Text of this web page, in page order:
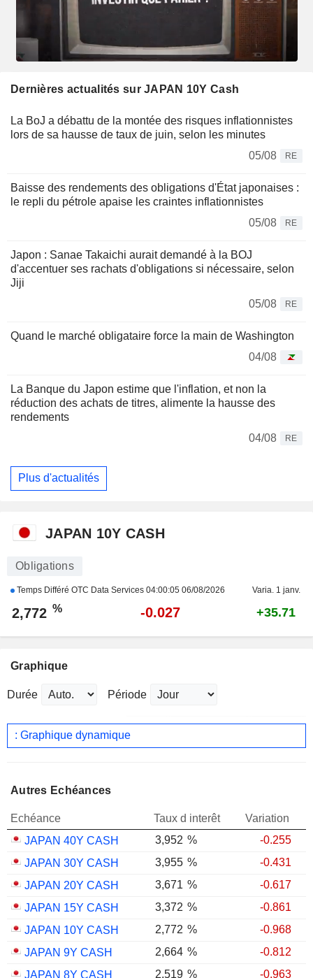
Dernières actualités sur JAPAN 10Y Cash
La BoJ a débattu de la montée des risques inflationnistes
lors de sa hausse de taux de juin, selon les minutes
05/08
RE
Baisse des rendements des obligations d'État japonaises :
le repli du pétrole apaise les craintes inflationnistes
05/08
RE
Japon : Sanae Takaichi aurait demandé à la BOJ
d'accentuer ses rachats d'obligations si nécessaire, selon
Jiji
05/08
RE
Quand le marché obligataire force la main de Washington
04/08
La Banque du Japon estime que l'inflation, et non la
réduction des achats de titres, alimente la hausse des
rendements
04/08
RE
Plus d'actualités
JAPAN 10Y CASH
Obligations
Temps Différé OTC Data Services 04:00:05 06/08/2026 Varia. 1 janv.
2,772 % -0.027 +35.71
Graphique
Durée Période
: Graphique dynamique
Autres Echéances
Echéance Taux d interêt
Variation
JAPAN 40Y CASH
3,952 %
-0.255
JAPAN 30Y CASH
3,955 %
-0.431
JAPAN 20Y CASH
3,671 %
-0.617
JAPAN 15Y CASH
3,372 %
-0.861
JAPAN 10Y CASH
2,772 %
-0.968
JAPAN 9Y CASH
2,664 %
-0.812
JAPAN 8Y CASH
2,519 % -0.963